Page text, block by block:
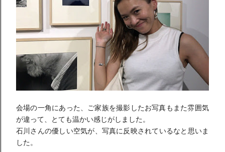
会場の一角にあった、 ご家族を撮影したお写真もまた雰囲気
が違って、
とても温かい感じがしました。
石川さんの優しい空気が、写真に反映されているなと思いま
した。